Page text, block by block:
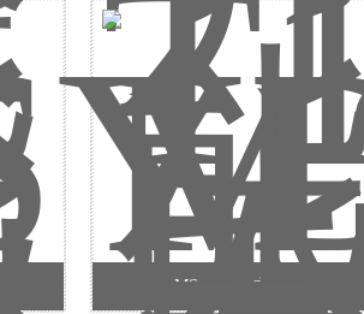
MS 开孔器方模厂家